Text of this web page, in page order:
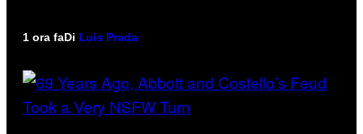
1 ora faDi Luis Prada